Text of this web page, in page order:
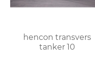
hencon transvers
tanker 10